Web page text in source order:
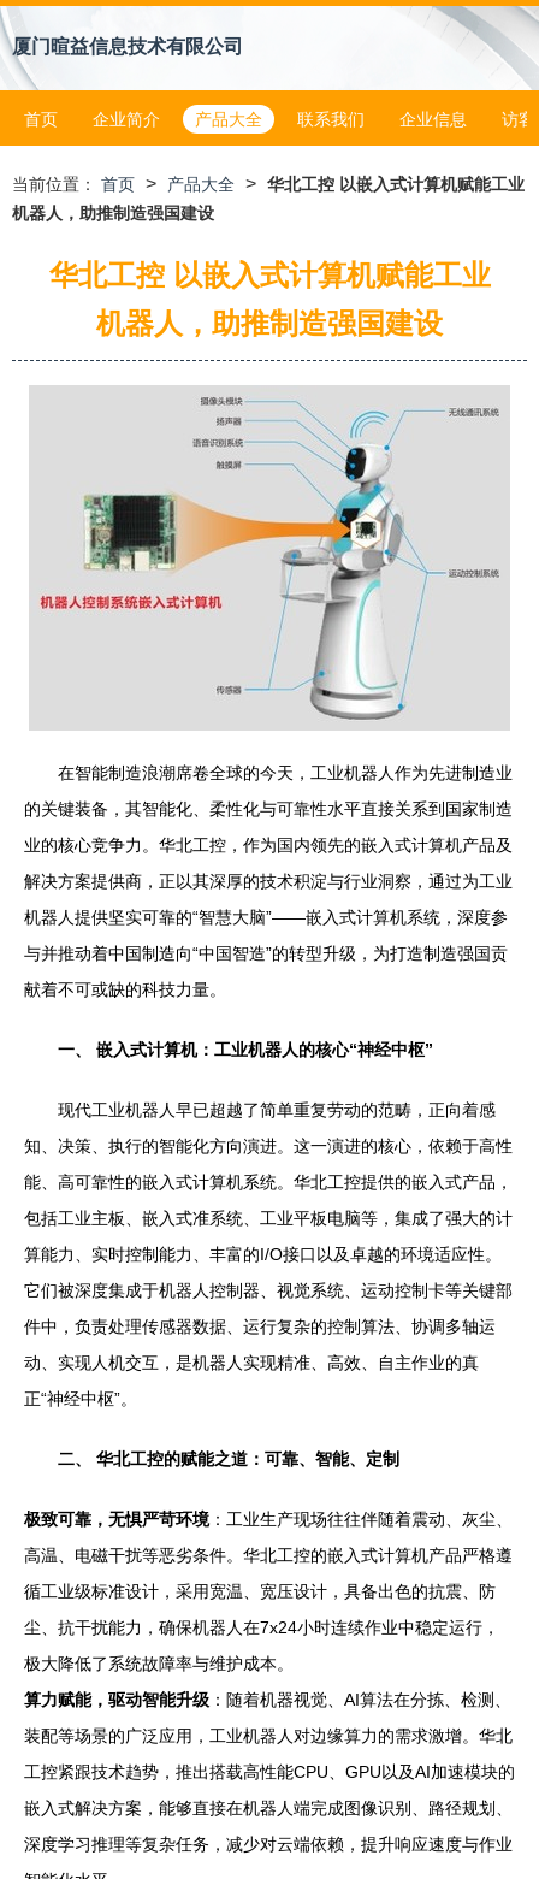
厦门暄益信息技术有限公司
首页 企业简介 产品大全 联系我们 企业信息 访客
当前位置： 首页 > 产品大全 > 华北工控 以嵌入式计算机赋能工业
机器人，助推制造强国建设
华北工控 以嵌入式计算机赋能工业
机器人，助推制造强国建设
在智能制造浪潮席卷全球的今天，工业机器人作为先进制造业
的关键装备，其智能化、柔性化与可靠性水平直接关系到国家制造
业的核心竞争力。华北工控，作为国内领先的嵌入式计算机产品及
解决方案提供商，正以其深厚的技术积淀与行业洞察，通过为工业
机器人提供坚实可靠的“智慧大脑”——嵌入式计算机系统，深度参
与并推动着中国制造向“中国智造”的转型升级，为打造制造强国贡
献着不可或缺的科技力量。
一、 嵌入式计算机：工业机器人的核心“神经中枢”
现代工业机器人早已超越了简单重复劳动的范畴，正向着感
知、决策、执行的智能化方向演进。这一演进的核心，依赖于高性
能、高可靠性的嵌入式计算机系统。华北工控提供的嵌入式产品，
包括工业主板、嵌入式准系统、工业平板电脑等，集成了强大的计
算能力、实时控制能力、丰富的I/O接口以及卓越的环境适应性。
它们被深度集成于机器人控制器、视觉系统、运动控制卡等关键部
件中，负责处理传感器数据、运行复杂的控制算法、协调多轴运
动、实现人机交互，是机器人实现精准、高效、自主作业的真
正“神经中枢”。
二、 华北工控的赋能之道：可靠、智能、定制
极致可靠，无惧严苛环境：工业生产现场往往伴随着震动、灰尘、
高温、电磁干扰等恶劣条件。华北工控的嵌入式计算机产品严格遵
循工业级标准设计，采用宽温、宽压设计，具备出色的抗震、防
尘、抗干扰能力，确保机器人在7x24小时连续作业中稳定运行，
极大降低了系统故障率与维护成本。
算力赋能，驱动智能升级 ：随着机器视觉、AI算法在分拣、检测、
装配等场景的广泛应用，工业机器人对边缘算力的需求激增。华北
工控紧跟技术趋势，推出搭载高性能CPU、GPU以及AI加速模块的
嵌入式解决方案，能够直接在机器人端完成图像识别、路径规划、
深度学习推理等复杂任务，减少对云端依赖，提升响应速度与作业